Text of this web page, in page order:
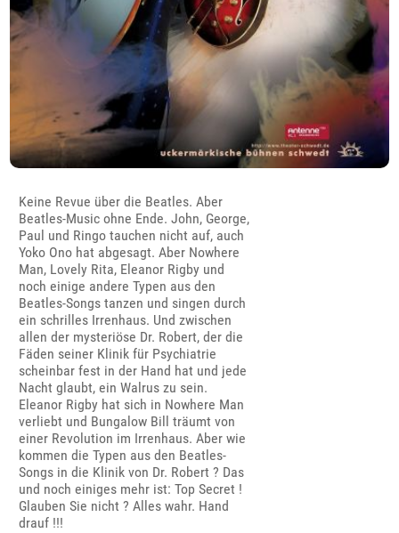
Keine Revue über die Beatles. Aber
Beatles-Music ohne Ende. John, George,
Paul und Ringo tauchen nicht auf, auch
Yoko Ono hat abgesagt. Aber Nowhere
Man, Lovely Rita, Eleanor Rigby und
noch einige andere Typen aus den
Beatles-Songs tanzen und singen durch
ein schrilles Irrenhaus. Und zwischen
allen der mysteriöse Dr. Robert, der die
Fäden seiner Klinik für Psychiatrie
scheinbar fest in der Hand hat und jede
Nacht glaubt, ein Walrus zu sein.
Eleanor Rigby hat sich in Nowhere Man
verliebt und Bungalow Bill träumt von
einer Revolution im Irrenhaus. Aber wie
kommen die Typen aus den Beatles-
Songs in die Klinik von Dr. Robert ? Das
und noch einiges mehr ist: Top Secret !
Glauben Sie nicht ? Alles wahr. Hand
drauf !!!